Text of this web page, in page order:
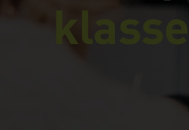
klasse